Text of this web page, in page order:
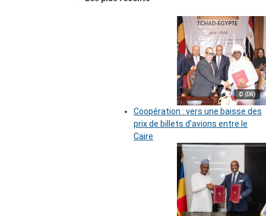
© (DR)
Coopération : vers une baisse des
prix de billets d’avions entre le
Caire